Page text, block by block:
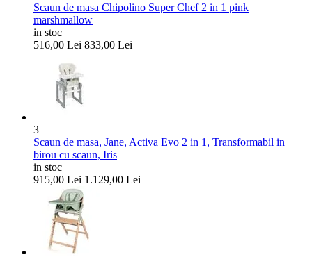
Scaun de masa Chipolino Super Chef 2 in 1 pink
marshmallow
in stoc
516,00 Lei 833,00 Lei
3
Scaun de masa, Jane, Activa Evo 2 in 1, Transformabil in
birou cu scaun, Iris
in stoc
915,00 Lei 1.129,00 Lei